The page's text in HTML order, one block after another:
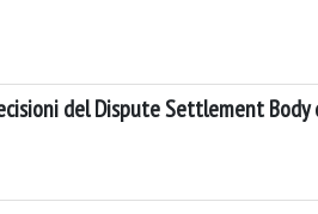
del Dispute Settlement Body